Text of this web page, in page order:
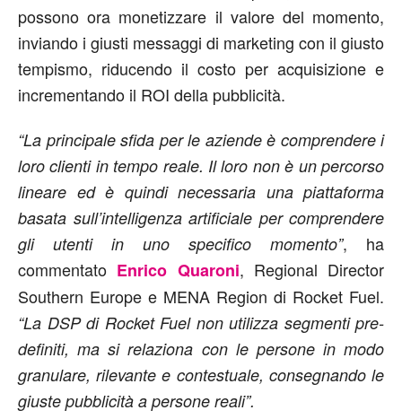
possono ora monetizzare il valore del momento,
inviando i giusti messaggi di marketing con il giusto
tempismo, riducendo il costo per acquisizione e
incrementando il ROI della pubblicità.
“La principale sfida per le aziende è comprendere i
loro clienti in tempo reale. Il loro non è un percorso
lineare ed è quindi necessaria una piattaforma
basata sull’intelligenza artificiale per comprendere
gli utenti in uno specifico momento”, ha
commentato Enrico Quaroni, Regional Director
Southern Europe e MENA Region di Rocket Fuel.
“La DSP di Rocket Fuel non utilizza segmenti pre-
definiti, ma si relaziona con le persone in modo
granulare, rilevante e contestuale, consegnando le
giuste pubblicità a persone reali”.